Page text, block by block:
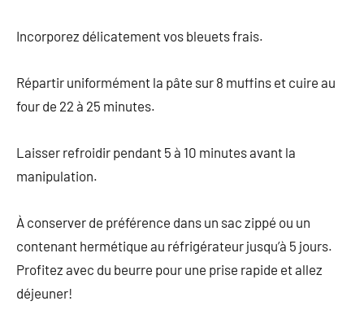
Incorporez délicatement vos bleuets frais.
Répartir uniformément la pâte sur 8 muffins et cuire au
four de 22 à 25 minutes.
Laisser refroidir pendant 5 à 10 minutes avant la
manipulation.
À conserver de préférence dans un sac zippé ou un
contenant hermétique au réfrigérateur jusqu’à 5 jours.
Profitez avec du beurre pour une prise rapide et allez
déjeuner!